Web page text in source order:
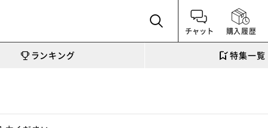
チャット 購入履歴
ランキング 特集一覧